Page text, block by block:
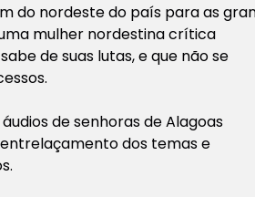
do nordeste do país para as
mulher nordestina crítica
de suas lutas, e que não se
de senhoras de Alagoas
dos temas e